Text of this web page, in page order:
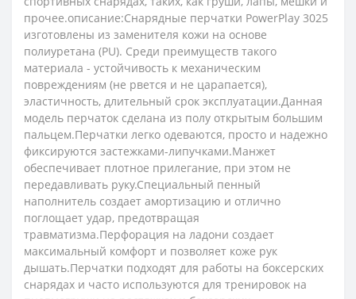
прочее.описание:Снарядные перчатки PowerPlay 3025
изготовлены из заменителя кожи на основе
полиуретана (PU). Среди преимуществ такого
материала - устойчивость к механическим
повреждениям (не рвется и не царапается),
эластичность, длительный срок эксплуатации.Данная
модель перчаток сделана из полу открытым большим
пальцем.Перчатки легко одеваются, просто и надежно
фиксируются застежками-липучками.Манжет
обеспечивает плотное прилегание, при этом не
передавливать руку.Специальный пенный
наполнитель создает амортизацию и отлично
поглощает удар, предотвращая
травматизма.Перфорация на ладони создает
максимальный комфорт и позволяет коже рук
дышать.Перчатки подходят для работы на боксерских
снарядах и часто используются для тренировок на